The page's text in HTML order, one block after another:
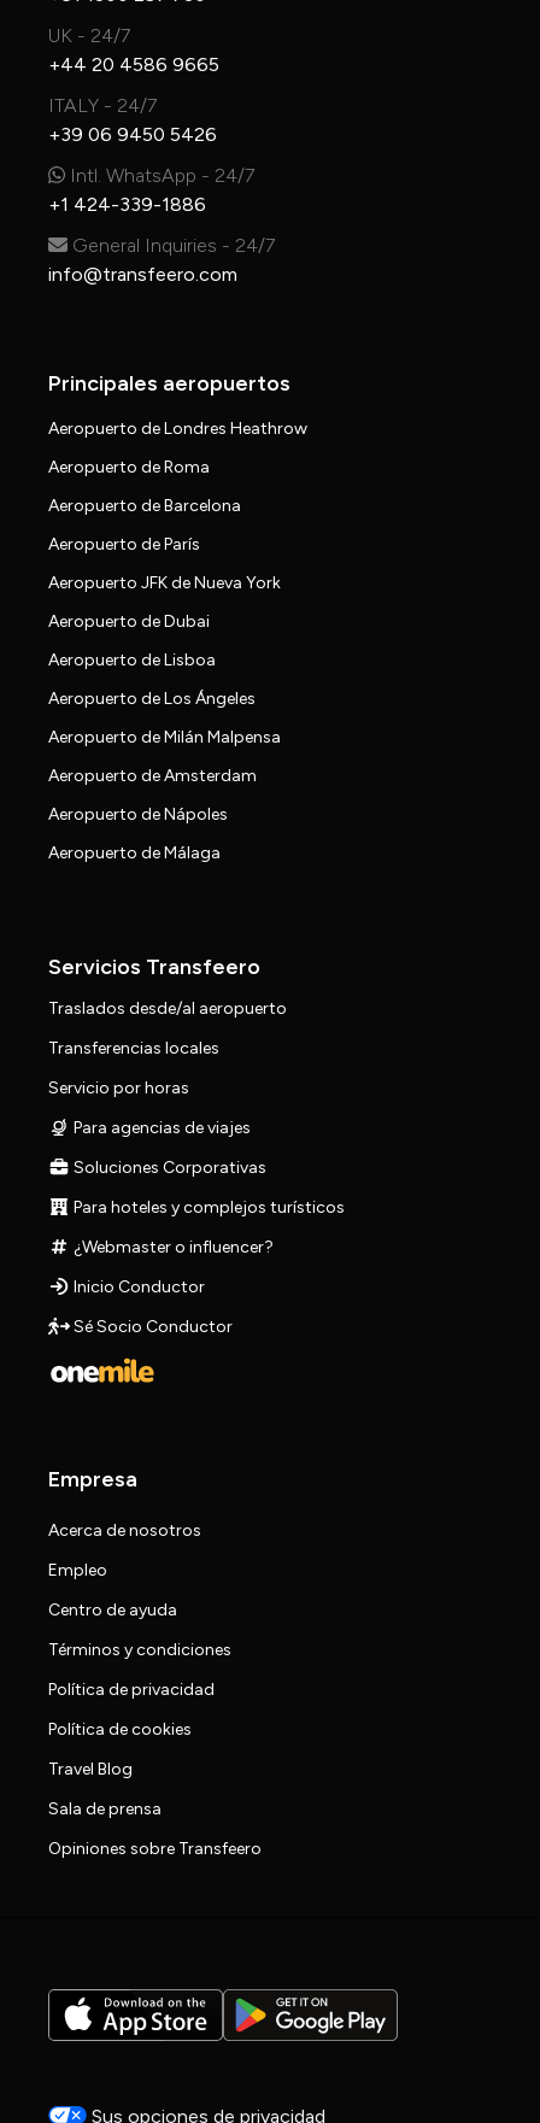
UK - 24/7
+44 20 4586 9665
ITALY - 24/7
+39 06 9450 5426
Intl. WhatsApp - 24/7
+1 424-339-1886
General Inquiries - 24/7
info@transfeero.com
Principales aeropuertos
Aeropuerto de Londres Heathrow
Aeropuerto de Roma
Aeropuerto de Barcelona
Aeropuerto de París
Aeropuerto JFK de Nueva York
Aeropuerto de Dubai
Aeropuerto de Lisboa
Aeropuerto de Los Ángeles
Aeropuerto de Milán Malpensa
Aeropuerto de Amsterdam
Aeropuerto de Nápoles
Aeropuerto de Málaga
Servicios Transfeero
Traslados desde/al aeropuerto
Transferencias locales
Servicio por horas
Para agencias de viajes
Soluciones Corporativas
Para hoteles y complejos turísticos
¿Webmaster o influencer?
Inicio Conductor
Sé Socio Conductor
Empresa
Acerca de nosotros
Empleo
Centro de ayuda
Términos y condiciones
Política de privacidad
Política de cookies
Travel Blog
Sala de prensa
Opiniones sobre Transfeero
Sus opciones de privacidad